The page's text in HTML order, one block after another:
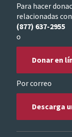
Para hacer
relacionadas
(877) 637-2955
o
Donar en
Por correo
Descarga